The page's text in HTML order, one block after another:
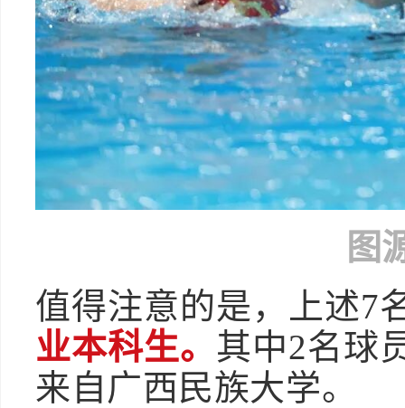
图
值得注意的是，上述7
业本科生。 其中2名球
来自广西民族大学。